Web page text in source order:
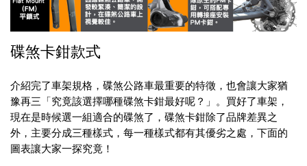
碟煞卡鉗款式
介紹完了車架規格，碟煞公路車最重要的特徵，也會讓大家猶
豫再三「究竟該選擇哪種碟煞卡鉗最好呢？」。買好了車架，
現在是時候選一組適合的碟煞了，碟煞卡鉗除了品牌差異之
外， 主要分成三種樣式，每一種樣式都有其優劣之處，下面的
圖表讓大家一探究竟！